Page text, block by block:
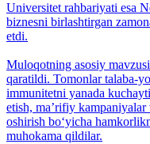
Universitet rahbariyati esa
biznesni birlashtirgan
etdi.
Muloqotning asosiy
qaratildi. Tomonlar talaba-
immunitetni yanada
etish, maʼrifiy
oshirish bo‘yicha
muhokama qildilar.